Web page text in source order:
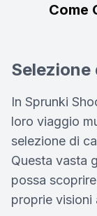
Come
Selezione
In Sprunki
loro viaggio
selezione di
Questa vasta
possa
proprie visioni